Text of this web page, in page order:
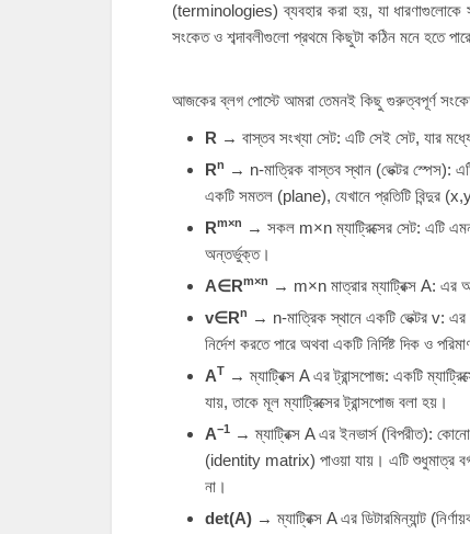
(terminologies) ব্যবহার করা হয়, যা ধারণাগুলোকে
সংকেত ও শব্দাবলীগুলো প্রথমে কিছুটা কঠিন মনে হতে
আজকের ব্লগ পোস্টে আমরা তেমনই কিছু গুরুত্বপূর্ণ সংকেত
R → বাস্তব সংখ্যা সেট: এটি সেই সেট, যার
Rn → n-মাত্রিক বাস্তব স্থান (ভেক্টর স্পেস):
একটি সমতল (plane), যেখানে প্রতিটি বিন্দুর (x,
Rm×n → সকল m×nম্যাট্রিক্সের সেট: এটি
অন্তর্ভুক্ত।
A∈Rm×n → m×n মাত্রার ম্যাট্রিক্স A: এর
v∈Rn → n-মাত্রিক স্থানে একটি ভেক্টর v: এর
নির্দেশ করতে পারে অথবা একটি নির্দিষ্ট দিক ও
AT → ম্যাট্রিক্স Aএর ট্রান্সপোজ: একটি
যায়, তাকে মূল ম্যাট্রিক্সের ট্রান্সপোজ বলা হয়।
A−1 → ম্যাট্রিক্স Aএর ইনভার্স (বিপরীত): কোনো
(identity matrix) পাওয়া যায়। এটি শুধুমাত্র
না।
det(A) → ম্যাট্রিক্স Aএর ডিটারমিন্যান্ট